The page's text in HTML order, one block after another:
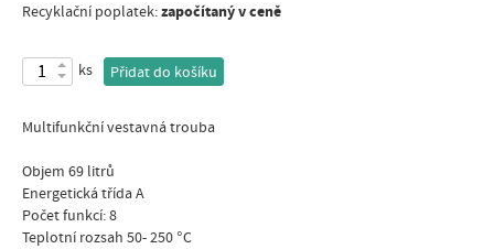
Recyklační poplatek:započítaný v ceně
ks Přidat do košíku
Multifunkční vestavná trouba
Objem 69 litrů
Energetická třída A
Počet funkcí: 8
Teplotní rozsah 50- 250 °C